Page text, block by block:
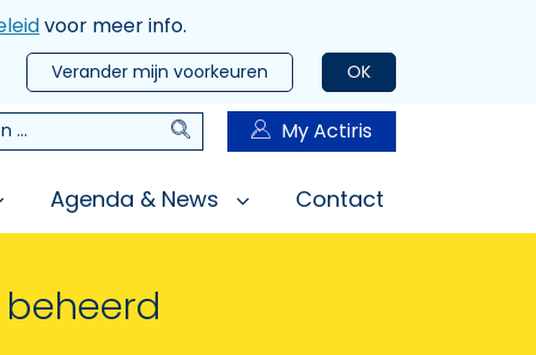
voor meer info.
OK
Verander mijn voorkeuren
Zoeken My Actiris
Agenda & News Contact